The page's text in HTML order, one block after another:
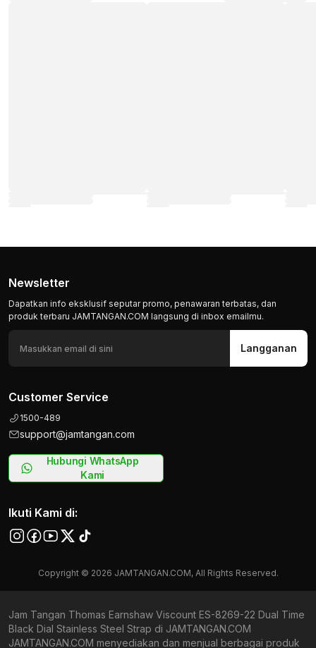
Newsletter
Dapatkan info eksklusif seputar promo, penawaran terbatas, dan
produk terbaru JAMTANGAN.COM langsung di inbox emailmu.
Langganan
Customer Service
1500-489
support@jamtangan.com
Hubungi WhatsApp
Kami
Ikuti Kami di:
Copyright © 2026 JAMTANGAN.COM, All Rights Reserved.
Jam Tangan Thomas Earnshaw Viscount ES-8269-22 Dual Time
Black Dial Stainless Steel Strap di JAMTANGAN.COM
JAMTANGAN.COM menyediakan dan menjual berbagai produk